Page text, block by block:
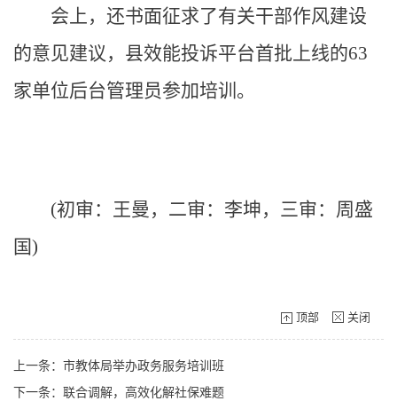
会上，还书面征求了有关干部作风建设
的意见建议，县效能投诉平台首批上线的63
家单位后台管理员参加培训。
(初审：王曼，二审：李坤，三审：周盛
国)
顶部 关闭
上一条：市教体局举办政务服务培训班
下一条：联合调解，高效化解社保难题